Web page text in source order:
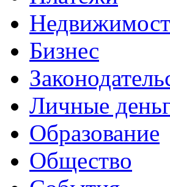
Бизнес
Личные
Образование
Общество